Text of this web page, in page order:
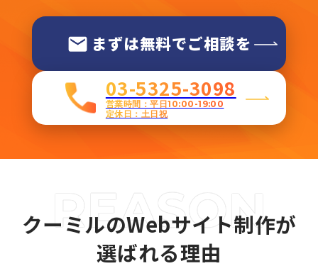
まずは無料でご相談を
03-5325-3098
営業時間：平日10:00-19:00
定休日：土日祝
クーミルのWebサイト制作が
選ばれる理由